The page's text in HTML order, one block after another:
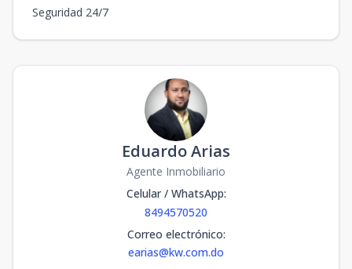
Seguridad 24/7
Eduardo Arias
Agente Inmobiliario
Celular / WhatsApp:
8494570520
Correo electrónico:
earias@kw.com.do